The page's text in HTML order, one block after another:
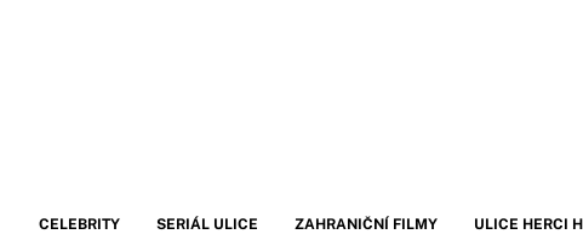
CELEBRITY SERIÁL ULICE ZAHRANIČNÍ FILMY ULICE HERCI